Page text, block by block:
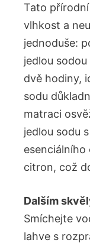
Tato
vlhkost a
jednoduše:
jedlou
dvě hodiny,
sodu
matraci
jedlou sodu
esenciálního
citron, což
Dalším
Smíchejte
lahve s